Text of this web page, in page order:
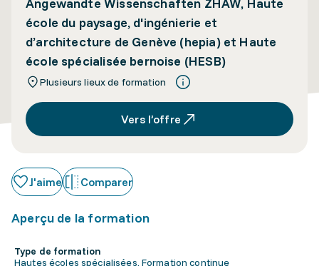
école du paysage, d'ingénierie et
d’architecture de Genève (hepia) et Haute
école spécialisée bernoise (HESB)
Plusieurs lieux de formation
Vers l’offre
J'aime Comparer
Aperçu de la formation
Type de formation
Hautes écoles spécialisées, Formation continue